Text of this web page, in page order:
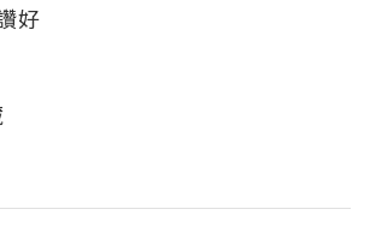
好